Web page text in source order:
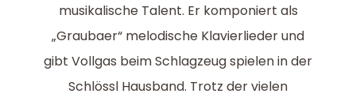
musikalische Talent. Er komponiert als
„Graubaer“ melodische Klavierlieder und
gibt Vollgas beim Schlagzeug spielen in der
Schlössl Hausband. Trotz der vielen